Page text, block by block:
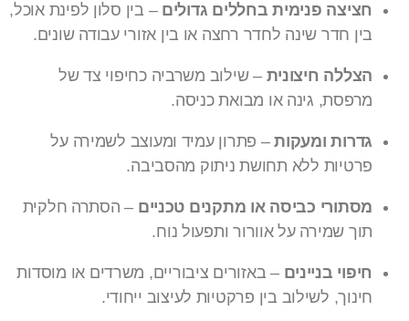
חציצה פנימית בחללים גדולים – בין סלון לפינת אוכל,
בין חדר שינה לחדר רחצה או בין אזורי עבודה שונים.
הצללה חיצונית – שילוב משרביה כחיפוי צד של
מרפסת, גינה או מבואת כניסה.
גדרות ומעקות– פתרון עמיד ומעוצב לשמירה על
פרטיות ללא תחושת ניתוק מהסביבה.
מסתורי כביסה או מתקנים טכניים – הסתרה חלקית
תוך שמירה על אוורור ותפעול נוח.
חיפוי בניינים – באזורים ציבוריים, משרדים או מוסדות
חינוך, לשילוב בין פרקטיות לעיצוב ייחודי.